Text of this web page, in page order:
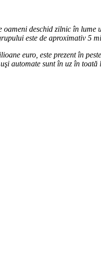
deschid zilnic în
este de aproximativ 5
euro, este prezent în
automate sunt în uz în toată